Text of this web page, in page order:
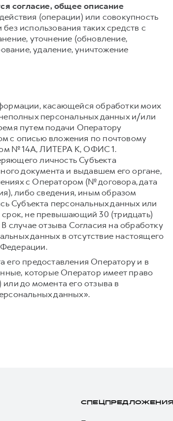
согласие, общее описание
(операции) или совокупность
использования таких средств с
уточнение (обновление,
удаление, уничтожение
касающейся обработки моих
персональных данных и/или
путем подачи Оператору
с описью вложения по почтовому
№ 14А, ЛИТЕРА К, ОФИС 1.
личность Субъекта
документа и выдавшем его органе,
с Оператором (№ договора, дата
либо сведения, иным образом
Субъекта персональных данных или
срок, не превышающий 30 (тридцать)
случае отзыва Согласия на обработку
данных в отсутствие настоящего
его предоставления Оператору и в
которые Оператор имеет право
до момента его отзыва в
данных».
СПЕЦПРЕДЛОЖЕНИЯ